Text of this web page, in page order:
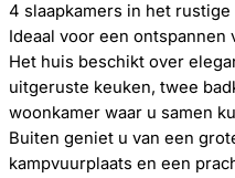
4 slaapkamers in het
Ideaal voor een
Het huis beschikt over
uitgeruste keuken, twee
woonkamer waar u samen
Buiten geniet u van een
kampvuurplaats en een